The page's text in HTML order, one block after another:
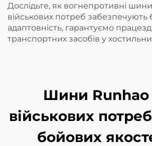
Дослідьте, як вогнепротивні
військових потреб забезпечують
адаптовність, гарантуємо
транспортних засобів у
Шини Runhao
військових
бойових